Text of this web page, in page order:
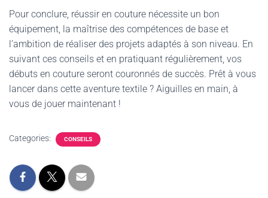
Pour conclure, réussir en couture nécessite un bon
équipement, la maîtrise des compétences de base et
l’ambition de réaliser des projets adaptés à son niveau. En
suivant ces conseils et en pratiquant régulièrement, vos
débuts en couture seront couronnés de succès. Prêt à vous
lancer dans cette aventure textile ? Aiguilles en main, à
vous de jouer maintenant !
Categories: CONSEILS